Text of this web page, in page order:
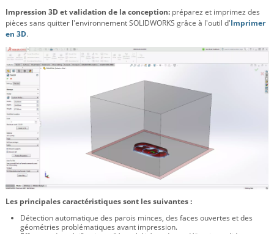
Impression 3D et validation de la conception: préparez et imprimez des
pièces sans quitter l'environnement SOLIDWORKS grâce à l'outil d'Imprimer
en 3D.
Les principales caractéristiques sont les suivantes :
Détection automatique des parois minces, des faces ouvertes et des
géométries problématiques avant impression.